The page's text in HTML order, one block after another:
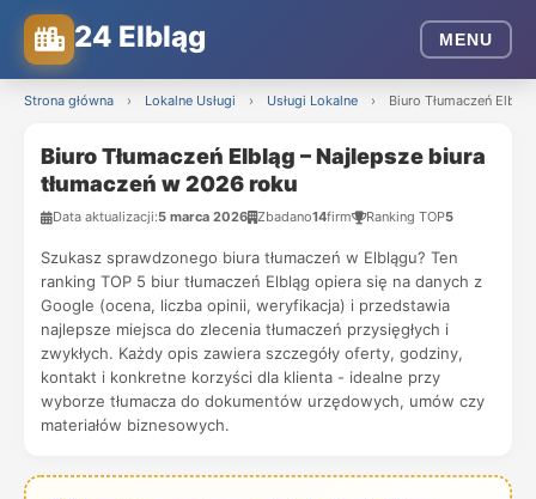
24 Elbląg MENU
Strona główna › Lokalne Usługi › Usługi Lokalne › Biuro Tłumaczeń
Biuro Tłumaczeń Elbląg – Najlepsze biura
tłumaczeń w 2026 roku
Data aktualizacji:5 marca 2026 Zbadano14firm Ranking TOP5
Szukasz sprawdzonego biura tłumaczeń w Elblągu? Ten
ranking TOP 5 biur tłumaczeń Elbląg opiera się na danych z
Google (ocena, liczba opinii, weryfikacja) i przedstawia
najlepsze miejsca do zlecenia tłumaczeń przysięgłych i
zwykłych. Każdy opis zawiera szczegóły oferty, godziny,
kontakt i konkretne korzyści dla klienta - idealne przy
wyborze tłumacza do dokumentów urzędowych, umów czy
materiałów biznesowych.